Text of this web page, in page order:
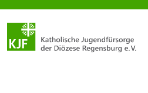
Atelier Kunst